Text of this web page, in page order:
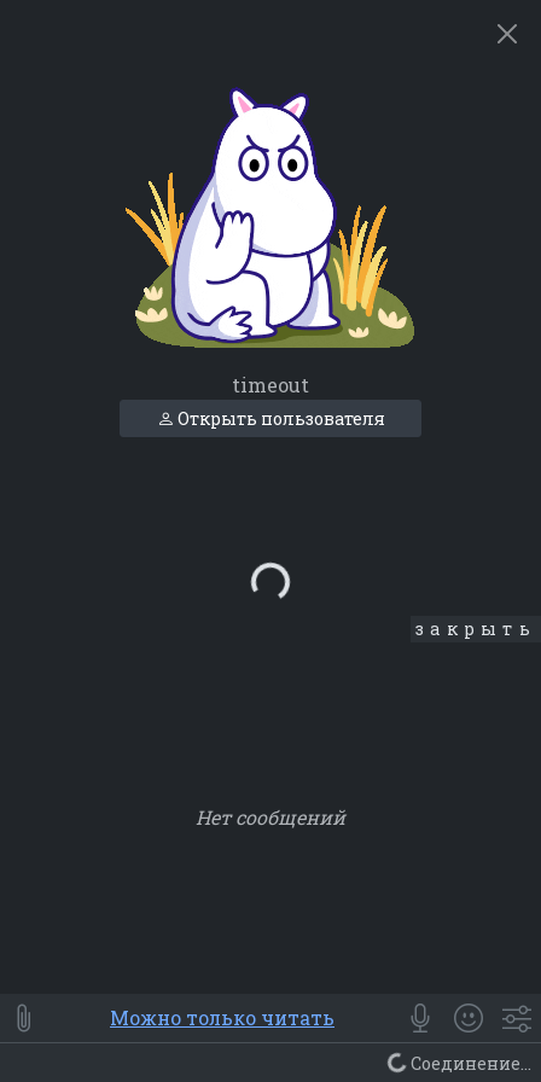
timeout
Открыть пользователя
Loading... закрыть
Нет сообщений
⭐ Мои Smile
😀 Emoji
Смайлики
Люди Животные Еда Объекты
Можно только читать
🙁 не удалось соедениться